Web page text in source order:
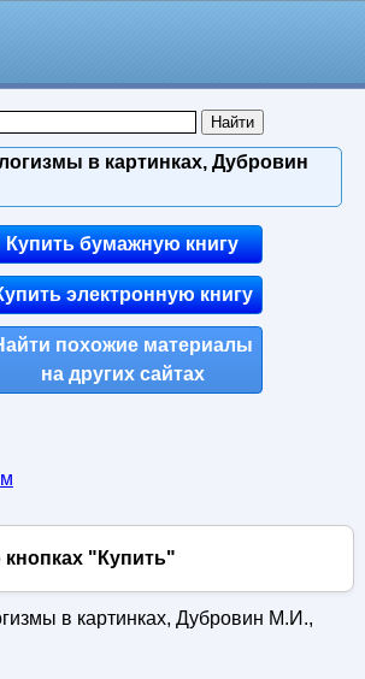
в картинках, Дубровин
Купить бумажную книгу
электронную книгу
похожие материалы
на других сайтах
"Купить"
в картинках, Дубровин М.И.,